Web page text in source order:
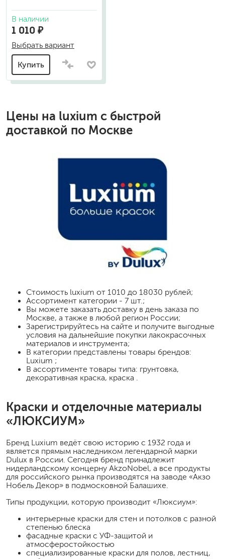
В наличии
1 010 ₽
Выбрать вариант
Купить
Цены на luxium с быстрой
доставкой по Москве
Стоимость luxium от 1010 до 18030 рублей;
Ассортимент категории - 7 шт.;
Вы можете заказать доставку в день заказа по
Москве, а также в любой регион России;
Зарегистрируйтесь на сайте и получите выгодные
условия на дальнейшие покупки лакокрасочных
материалов и инструмента;
В категории представлены товары брендов:
Luxium ;
В ассортименте товары типа: грунтовка,
декоративная краска, краска .
Краски и отделочные материалы
«ЛЮКСИУМ»
Бренд Luxium ведёт свою историю с 1932 года и
является прямым наследником легендарной марки
Dulux в России. Сегодня бренд принадлежит
нидерландскому концерну AkzoNobel, а все продукты
для российского рынка производятся на заводе «Акзо
Нобель Декор» в подмосковной Балашихе.
Типы продукции, которую производит «Люксиум»:
интерьерные краски для стен и потолков с разной
степенью блеска
фасадные краски с УФ-защитой и
атмосферостойкостью
специализированные краски для полов, лестниц,